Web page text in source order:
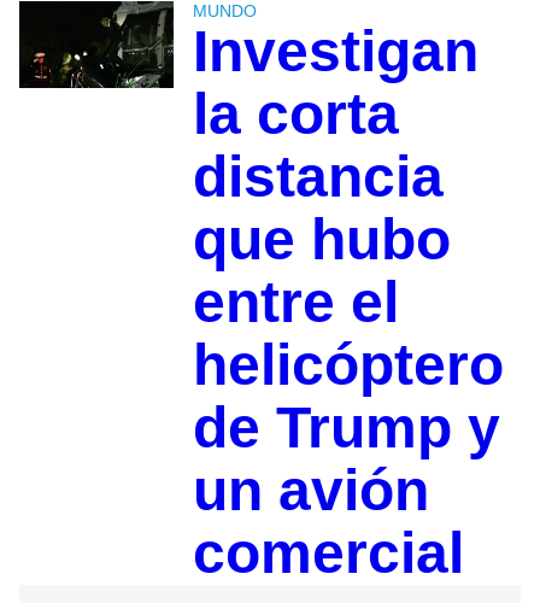
MUNDO
Investigan
la corta
distancia
que hubo
entre el
helicóptero
de Trump y
un avión
comercial